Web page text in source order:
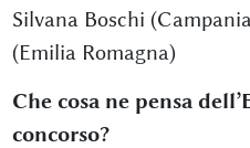
Silvana Boschi
(Emilia Romagna)
Che cosa ne pensa
concorso?